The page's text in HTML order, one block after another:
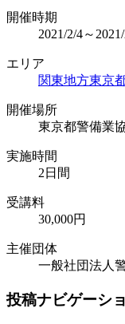
開催時期
2021/2/4～
エリア
関東地方東京
開催場所
東京都警備業
実施時間
2日間
受講料
30,000円
主催団体
一般社団法人
投稿ナビゲーシ